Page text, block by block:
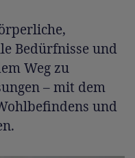
Bedürfnisse und
Weg zu
– mit dem
und